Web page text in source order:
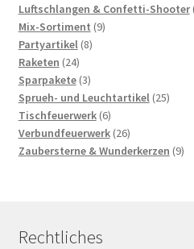
Luftschlangen & Confetti-Shooter
Mix-Sortiment 99
Partyartikel 88
Raketen 2424
Produkte
Sparpakete 33
Produkte
Sprueh- und Leuchtartikel 2525
Tischfeuerwerk 66
Produkte
Verbundfeuerwerk 2626
Produkte
Zaubersterne & Wunderkerzen 99
Rechtliches